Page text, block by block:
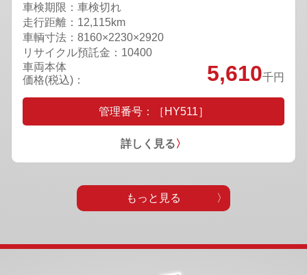
車検期限：車検切れ
走行距離：12,115km
車輌寸法：8160×2230×2920
リサイクル預託金：10400
車両本体
価格(税込)：
5,610千円
管理番号：［HY511］
詳しく見る〉
もっと見る